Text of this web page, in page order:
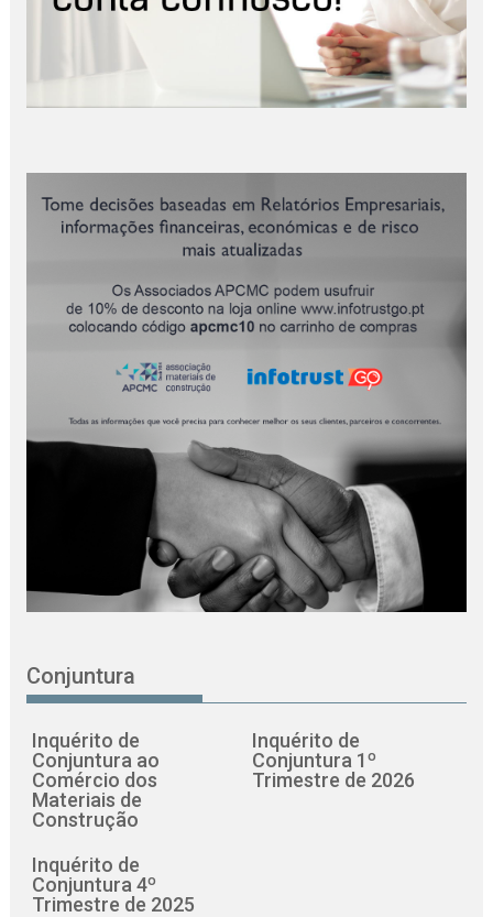
Conjuntura
Inquérito de
Conjuntura ao
Comércio dos
Materiais de
Construção
Inquérito de
Conjuntura 1º
Trimestre de 2026
Inquérito de
Conjuntura 4º
Trimestre de 2025